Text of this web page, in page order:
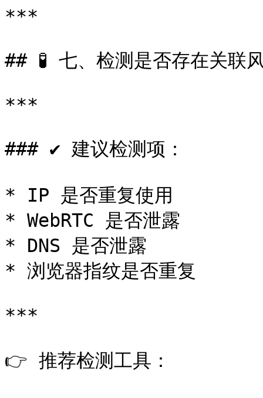
***
## 🧪 七、检测是否存在关联
***
### ✔ 建议检测项：
* IP 是否重复使用
* WebRTC 是否泄露
* DNS 是否泄露
* 浏览器指纹是否重复
***
👉 推荐检测工具：